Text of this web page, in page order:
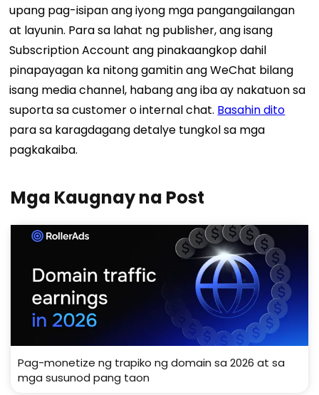
upang pag-isipan ang iyong mga pangangailangan
at layunin. Para sa lahat ng publisher, ang isang
Subscription Account ang pinakaangkop dahil
pinapayagan ka nitong gamitin ang WeChat bilang
isang media channel, habang ang iba ay nakatuon sa
suporta sa customer o internal chat. Basahin dito
para sa karagdagang detalye tungkol sa mga
pagkakaiba.
Mga Kaugnay na Post
Pag-monetize ng trapiko ng domain sa 2026 at sa
mga susunod pang taon